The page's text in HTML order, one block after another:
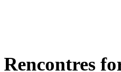
Rencontres